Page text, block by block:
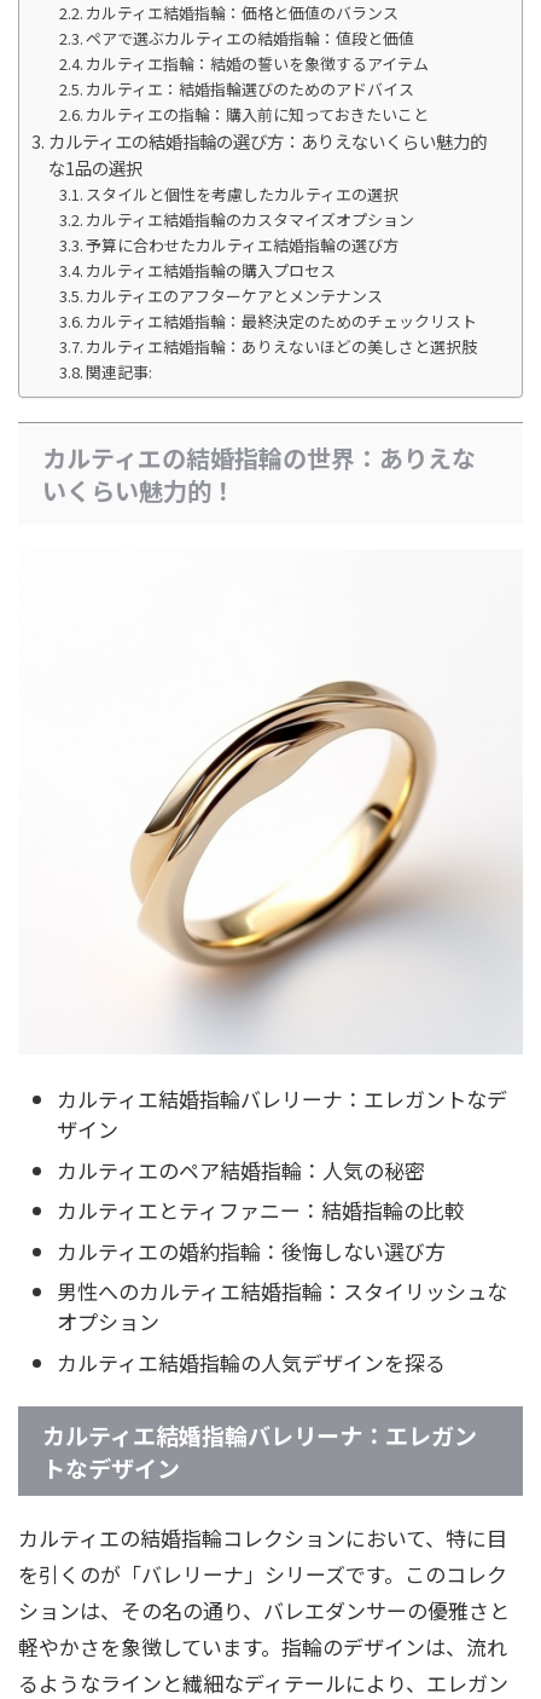
カルティエ結婚指輪：価格と価値のバランス
ペアで選ぶカルティエの結婚指輪：値段と価値
カルティエ指輪：結婚の誓いを象徴するアイテム
カルティエ：結婚指輪選びのためのアドバイス
カルティエの指輪：購入前に知っておきたいこと
カルティエの結婚指輪の選び方：ありえないくらい魅力的
な1品の選択
スタイルと個性を考慮したカルティエの選択
カルティエ結婚指輪のカスタマイズオプション
予算に合わせたカルティエ結婚指輪の選び方
カルティエ結婚指輪の購入プロセス
カルティエのアフターケアとメンテナンス
カルティエ結婚指輪：最終決定のためのチェックリスト
カルティエ結婚指輪：ありえないほどの美しさと選択肢
関連記事:
カルティエの結婚指輪の世界：ありえな
いくらい魅力的！
カルティエ結婚指輪バレリーナ：エレガントなデ
ザイン
カルティエのペア結婚指輪：人気の秘密
カルティエとティファニー：結婚指輪の比較
カルティエの婚約指輪：後悔しない選び方
男性へのカルティエ結婚指輪：スタイリッシュな
オプション
カルティエ結婚指輪の人気デザインを探る
カルティエ結婚指輪バレリーナ：エレガン
トなデザイン
カルティエの結婚指輪コレクションにおいて、特に目
を引くのが「バレリーナ」シリーズです。このコレク
ションは、その名の通り、バレエダンサーの優雅さと
軽やかさを象徴しています。指輪のデザインは、流れ
るようなラインと繊細なディテールにより、エレガン